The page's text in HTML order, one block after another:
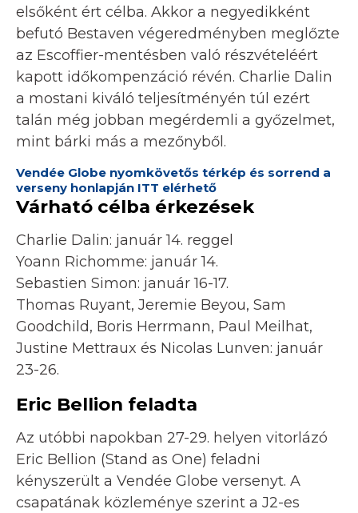
elsőként ért célba. Akkor a negyedikként
befutó Bestaven végeredményben meglőzte
az Escoffier-mentésben való részvételéért
kapott időkompenzáció révén. Charlie Dalin
a mostani kiváló teljesítményén túl ezért
talán még jobban megérdemli a győzelmet,
mint bárki más a mezőnyből.
Vendée Globe nyomkövetős térkép és sorrend a
verseny honlapján ITT elérhető
Várható célba érkezések
Charlie Dalin: január 14. reggel
Yoann Richomme: január 14.
Sebastien Simon: január 16-17.
Thomas Ruyant, Jeremie Beyou, Sam
Goodchild, Boris Herrmann, Paul Meilhat,
Justine Mettraux és Nicolas Lunven: január
23-26.
Eric Bellion feladta
Az utóbbi napokban 27-29. helyen vitorlázó
Eric Bellion (Stand as One) feladni
kényszerült a Vendée Globe versenyt. A
csapatának közleménye szerint a J2-es